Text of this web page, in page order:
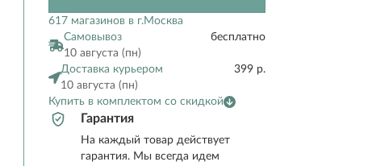
617 магазинов в г.Москва
Самовывоз
10 августа (пн)
бесплатно
Доставка курьером
10 августа (пн)
399 р.
Купить в комплектом со скидкой
Гарантия
На каждый товар действует
гарантия. Мы всегда идем